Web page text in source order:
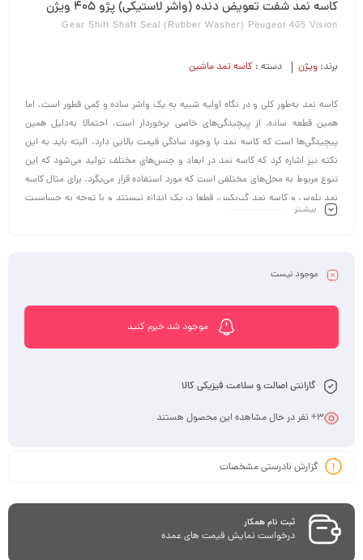
کاسه نمد شفت تعویض دنده (واشر لاستیکی) پژو 405 ویژن
Gear Shift Shaft Seal (rubber Washer) Peugeot 405 Vision
برند: ویژن دسته : کاسه نمد ماشین
کاسه نمد به‌طور کلی و در نگاه اولیه شبیه به یک واشر ساده و کمی قطور است. اما
همین قطعه ساده، از پیچیدگی‌های خاصی برخوردار است. احتمالا به‌دلیل همین
پیچیدگی‌ها است که کاسه نمد با وجود سادگی قیمت بالایی دارد. البته باید به این
نکته نیز اشاره کرد که کاسه نمد در ابعاد و جنس‌های مختلف تولید می‌شود که این
تنوع مربوط به محل‌های مختلفی است که مورد استفاده قرار می‌یگرد. برای مثال کاسه
نمد پلوس و کاسه نمد گیربکس، قطعا در یک اندازه نیستند و با توجه به حساسیت
کارایی جنس متفاوتی دارند. اما به‌طور کلی کاسه نمد از سه بخش اصلی فنر، نمد،
بیشـتر
موجود نیست
موجود شد خبرم کنید
گارانتی اصالت و سلامت فیزیکی کالا
3+ نفر در حال مشاهده این محصول هستند
گزارش نادرستی مشخصات
ثبت نام همکار
درخواست نمایش قیمت های عمده